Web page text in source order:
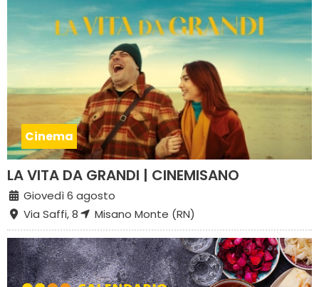
Cinema
LA VITA DA GRANDI | CINEMISANO
Giovedì 6 agosto
Via Saffi, 8
Misano Monte (RN)